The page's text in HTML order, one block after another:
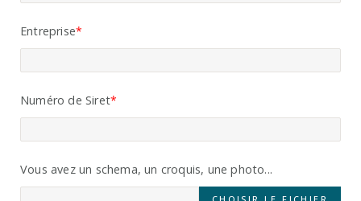
Entreprise
Numéro de Siret
Vous avez un schema, un croquis, une photo...